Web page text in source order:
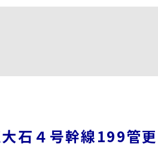
大石４号幹線199管